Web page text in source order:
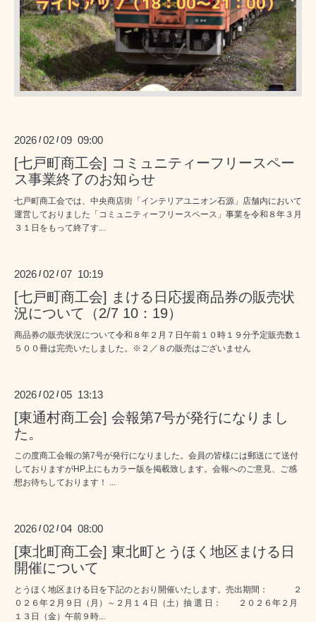
2026 /02 /09 09:00
[七戸町商工会] コミュニティーフリースペー
ス事業終了のお知らせ
七戸町商工会では、中央商店街「インテリアユニオン石源」店舗内において
運営しておりました「コミュニティーフリースペース」事業を令和８年３月
３１日をもって終了す...
2026 /02 /07 10:19
[七戸町商工会] まける日応援商品券の販売状
況について（2/7 10：19）
商品券の販売状況について令和８年２月７日午前１０時１９分予定販売数１
５００冊は完売いたしました。※２／８の販売はございません
2026 /02 /05 13:13
[東通村商工会] 会報第7号が発行になりまし
た。
この度商工会報の第7号が発行になりました。会員の皆様には郵送にて送付
しておりますがHP上にもカラー版を掲載致します。会報へのご意見、ご感
想お待ちしております！ ...
2026 /02 /04 08:00
[東北町商工会] 東北町とうほく地区まける日
開催について
とうほく地区まける日を下記のとおり開催いたします。売出期間： ２
０２６年２月９日（月）～２月１４日（土）抽 選 日： ２０２６年２月
１３日（金）午前９時...